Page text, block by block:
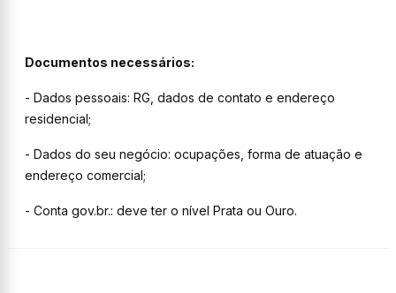
Documentos necessários:
- Dados pessoais: RG, dados de contato e endereço
residencial;
- Dados do seu negócio: ocupações, forma de atuação e
endereço comercial;
- Conta gov.br.: deve ter o nível Prata ou Ouro.